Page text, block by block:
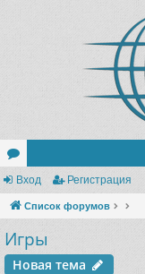
ор
ум
ы
Вход Регистрация
Список форумов
Игры
Новая тема